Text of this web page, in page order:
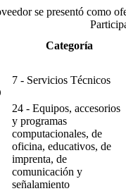
se presentó como
Categoría
7 - Servicios Técnicos
24 - Equipos, accesorios
y programas
computacionales, de
oficina, educativos, de
imprenta, de
comunicación y
señalamiento